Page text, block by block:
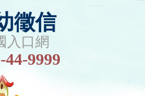
徵信
入口網
44-9999